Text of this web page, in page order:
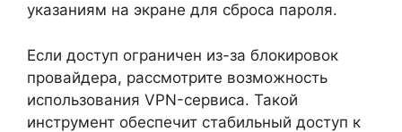
указаниям на экране для сброса пароля.
Если доступ ограничен из-за блокировок
провайдера, рассмотрите возможность
использования VPN-сервиса. Такой
инструмент обеспечит стабильный доступ к